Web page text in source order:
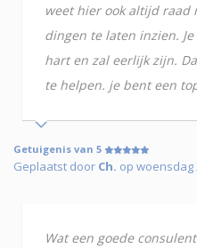
weet hier ook altijd raad
dingen te laten inzien.
hart en zal eerlijk zijn.
te helpen. je bent een
Getuigenis van 5
Geplaatst door Ch. op woensdag
Wat een goede